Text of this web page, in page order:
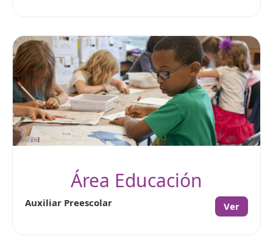
Área Educación
Auxiliar Preescolar Ver